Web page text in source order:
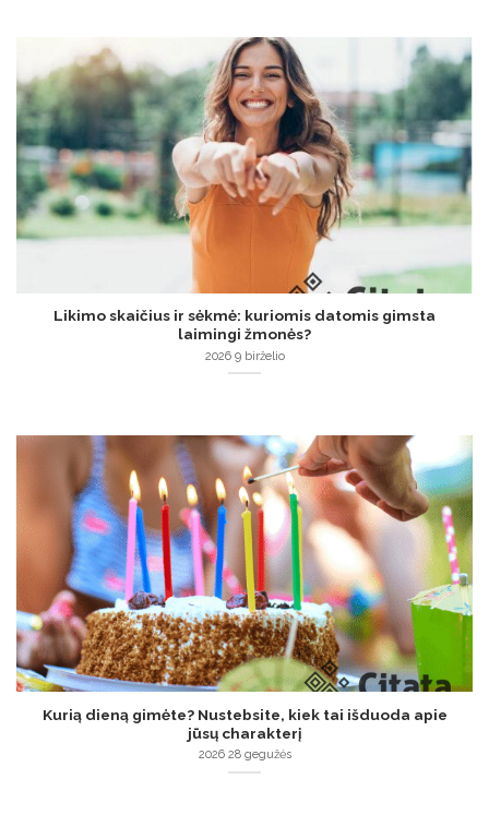
Likimo skaičius ir sėkmė: kuriomis datomis gimsta
laimingi žmonės?
2026 9 birželio
Kurią dieną gimėte? Nustebsite, kiek tai išduoda apie
jūsų charakterį
2026 28 gegužės